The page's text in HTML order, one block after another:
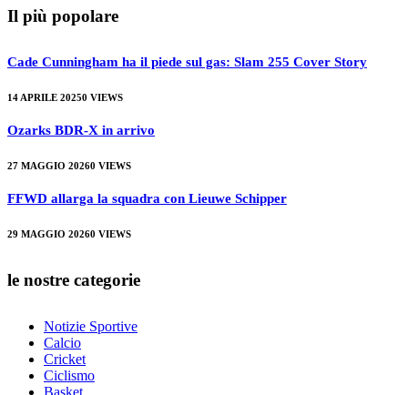
Il più popolare
Cade Cunningham ha il piede sul gas: Slam 255 Cover Story
14 APRILE 20250 VIEWS
Ozarks BDR-X in arrivo
27 MAGGIO 20260 VIEWS
FFWD allarga la squadra con Lieuwe Schipper
29 MAGGIO 20260 VIEWS
le nostre categorie
Notizie Sportive
Calcio
Cricket
Ciclismo